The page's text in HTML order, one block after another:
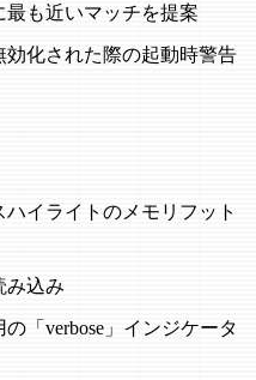
も近いマッチを提案
化された際の起動時警告
イライトのメモリフット
み込み
「verbose」インジケータ